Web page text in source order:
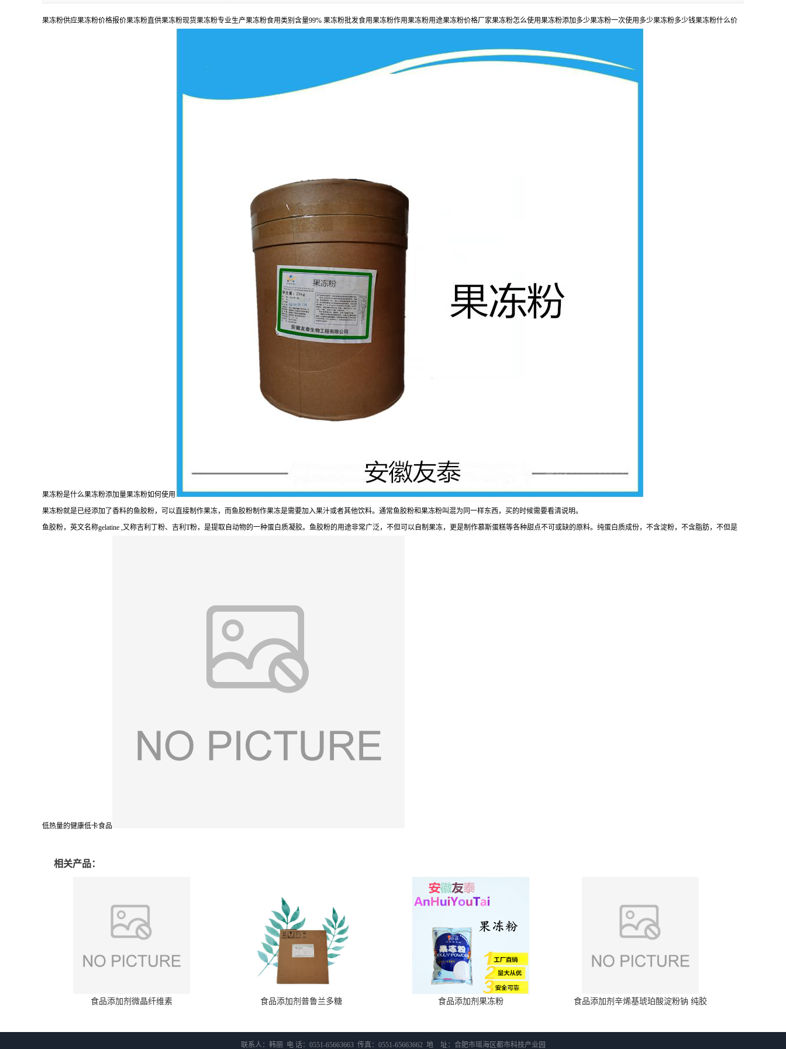
果冻粉供应果冻粉价格报价果冻粉直供果冻粉现货果冻粉专业生产果冻粉食用类别含量99% 果冻粉批发食用果冻粉作用果冻粉用途果冻粉价格厂家果冻粉怎么使用果冻粉添加多少果冻粉一次使用多少果冻粉多少钱果冻粉什么价
果冻粉是什么果冻粉添加量果冻粉如何使用
果冻粉就是已经添加了香料的鱼胶粉，可以直接制作果冻，而鱼胶粉制作果冻是需要加入果汁或者其他饮料。通常鱼胶粉和果冻粉叫混为同一样东西，买的时候需要看清说明。
鱼胶粉，英文名称gelatine ,又称吉利丁粉、吉利T粉，是提取自动物的一种蛋白质凝胶。鱼胶粉的用途非常广泛，不但可以自制果冻，更是制作慕斯蛋糕等各种甜点不可或缺的原料。纯蛋白质成份，不含淀粉，不含脂肪，不但是
低热量的健康低卡食品
相关产品：
食品添加剂微晶纤维素 食品添加剂普鲁兰多糖 食品添加剂果冻粉 食品添加剂辛烯基琥珀酸淀粉钠 纯胶
联系人：韩丽 电 话：0551-65663663 传真：0551-65663662 地 址：合肥市瑶海区都市科技产业园